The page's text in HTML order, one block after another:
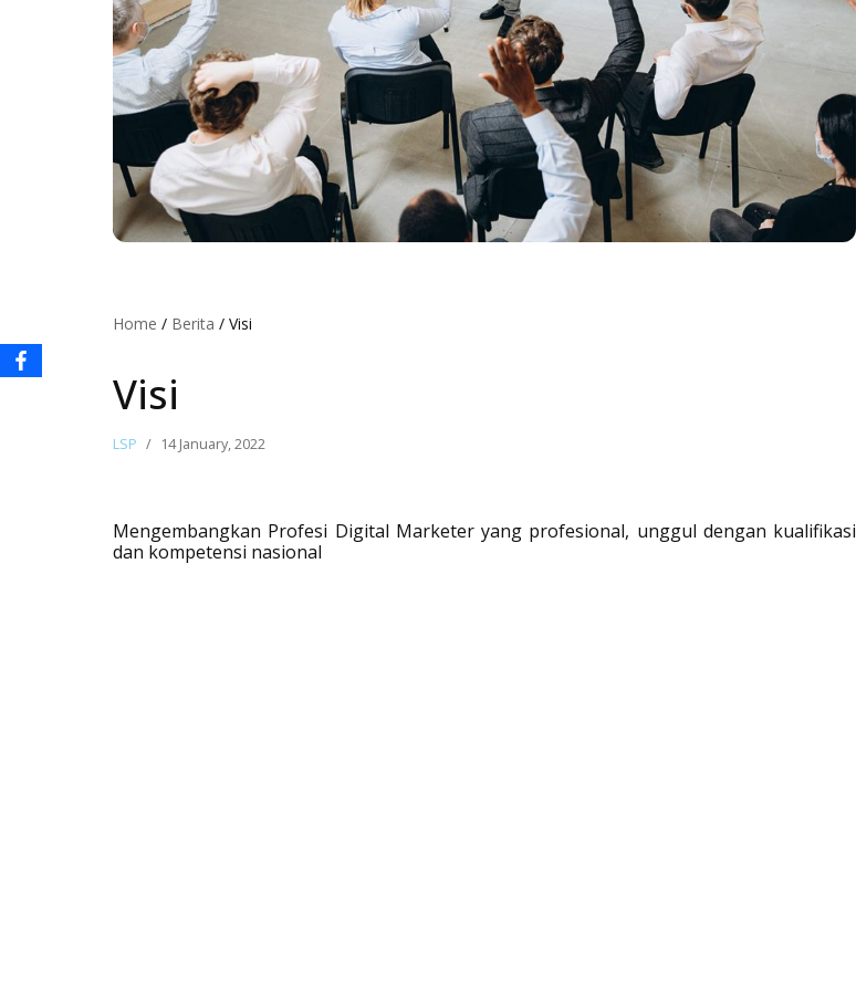
PT. MULTI KREASI BANGSA
PT. EDU DIGITAL ASIA
LAINNYA
APPI
Home / Berita / Visi
Visi
LSP 14 January, 2022
Mengembangkan Profesi Digital Marketer yang profesional, unggul dengan kualifikasi
dan kompetensi nasional